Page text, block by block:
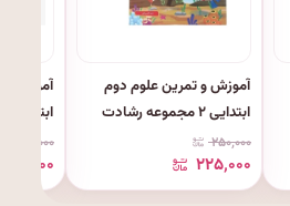
آموزش و تمرین علوم دوم
ابتدایی ۲ مجموعه رشادت
انتشارات مبتکران
۲۵۰٬۰۰۰
۲۲۵٬۰۰۰
آموزش و
۲۵۰٬۰۰۰
۲۲۵٬۰۰۰